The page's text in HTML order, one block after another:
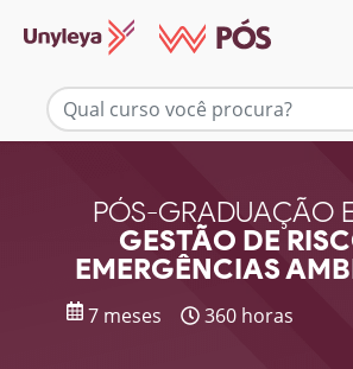
PÓS-GRADUAÇÃO
GESTÃO DE
EMERGÊNCIAS
7 meses 360 horas
Mais